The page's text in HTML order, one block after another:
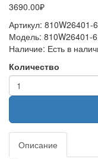
3690.00₽
Артикул: 810W26401-
Модель: 810W26401-
Наличие: Есть в
Количество
Описание